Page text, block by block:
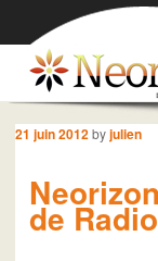
Navigation des articles
de
21 juin 2012byjulien